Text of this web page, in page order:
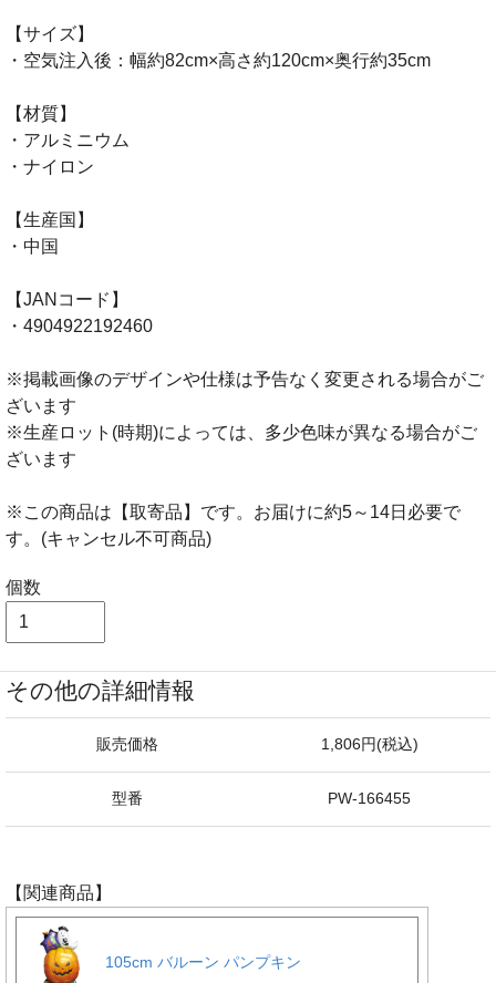
【サイズ】
・空気注入後：幅約82cm×高さ約120cm×奥行約35cm
【材質】
・アルミニウム
・ナイロン
【生産国】
・中国
【JANコード】
・4904922192460
※掲載画像のデザインや仕様は予告なく変更される場合がご
ざいます
※生産ロット(時期)によっては、多少色味が異なる場合がご
ざいます
※この商品は【取寄品】です。お届けに約5～14日必要で
す。(キャンセル不可商品)
個数
その他の詳細情報
販売価格 1,806円(税込)
型番 PW-166455
【関連商品】